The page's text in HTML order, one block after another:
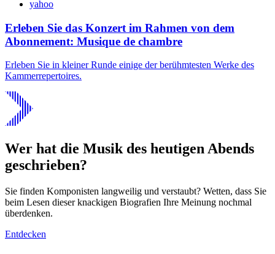
yahoo
Erleben Sie das Konzert im Rahmen von dem
Abonnement: Musique de chambre
Erleben Sie in kleiner Runde einige der berühmtesten Werke des
Kammerrepertoires.
Wer hat die Musik des heutigen Abends
geschrieben?
Sie finden Komponisten langweilig und verstaubt? Wetten, dass Sie
beim Lesen dieser knackigen Biografien Ihre Meinung nochmal
überdenken.
Entdecken